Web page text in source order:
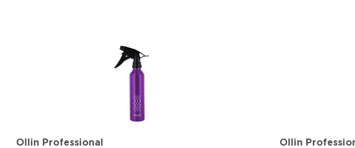
Ollin Professional
Ollin